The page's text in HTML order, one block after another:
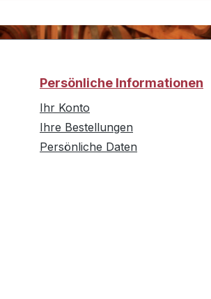
Persönliche Informationen
Ihr Konto
Ihre Bestellungen
Persönliche Daten